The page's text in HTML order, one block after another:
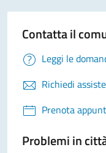
Contatta il
Leggi le
Richiedi
Prenota
Problemi in